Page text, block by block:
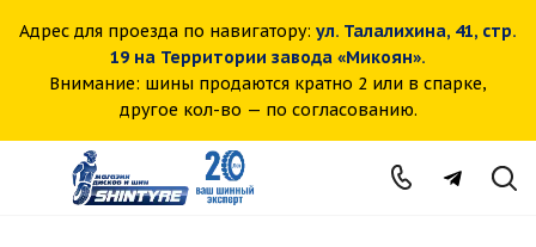
Адрес для проезда по навигатору: ул. Талалихина, 41, стр.
19 на Территории завода «Микоян».
Внимание: шины продаются кратно 2 или в спарке,
другое кол-во — по согласованию.